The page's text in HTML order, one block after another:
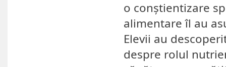
o conștientizare
alimentare îl au
Elevii au
despre rolul